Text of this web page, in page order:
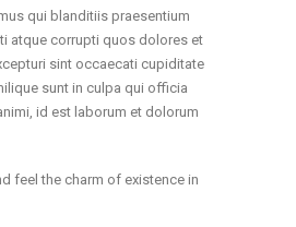
qui blanditiis praesentium
atque corrupti quos dolores et
sint occaecati cupiditate
sunt in culpa qui officia
id est laborum et dolorum
feel the charm of existence in